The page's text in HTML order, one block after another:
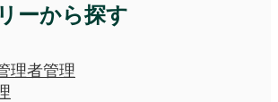
ーから探す
理者管理